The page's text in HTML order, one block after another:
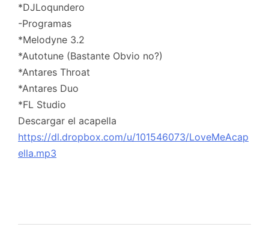
*DJLoqundero
-Programas
*Melodyne 3.2
*Autotune (Bastante Obvio no?)
*Antares Throat
*Antares Duo
*FL Studio
Descargar el acapella
https://dl.dropbox.com/u/101546073/LoveMeAcap
ella.mp3